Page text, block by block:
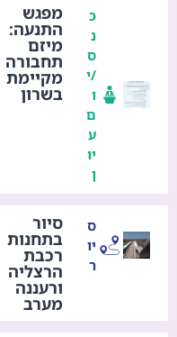
כ
נ
ס
/י
ו
ם
ע
יו
ן
מפגש
התנעה:
מיזם
תחבורה
מקיימת
בשרון
ס
יו
ר
סיור
בתחנות
רכבת
הרצליה
ורעננה
מערב